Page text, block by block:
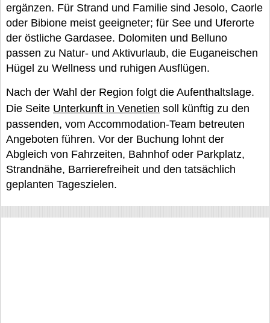
ergänzen. Für Strand und Familie sind Jesolo, Caorle
oder Bibione meist geeigneter; für See und Uferorte
der östliche Gardasee. Dolomiten und Belluno
passen zu Natur- und Aktivurlaub, die Euganeischen
Hügel zu Wellness und ruhigen Ausflügen.
Nach der Wahl der Region folgt die Aufenthaltslage.
Die Seite Unterkunft in Venetien soll künftig zu den
passenden, vom Accommodation-Team betreuten
Angeboten führen. Vor der Buchung lohnt der
Abgleich von Fahrzeiten, Bahnhof oder Parkplatz,
Strandnähe, Barrierefreiheit und den tatsächlich
geplanten Tageszielen.